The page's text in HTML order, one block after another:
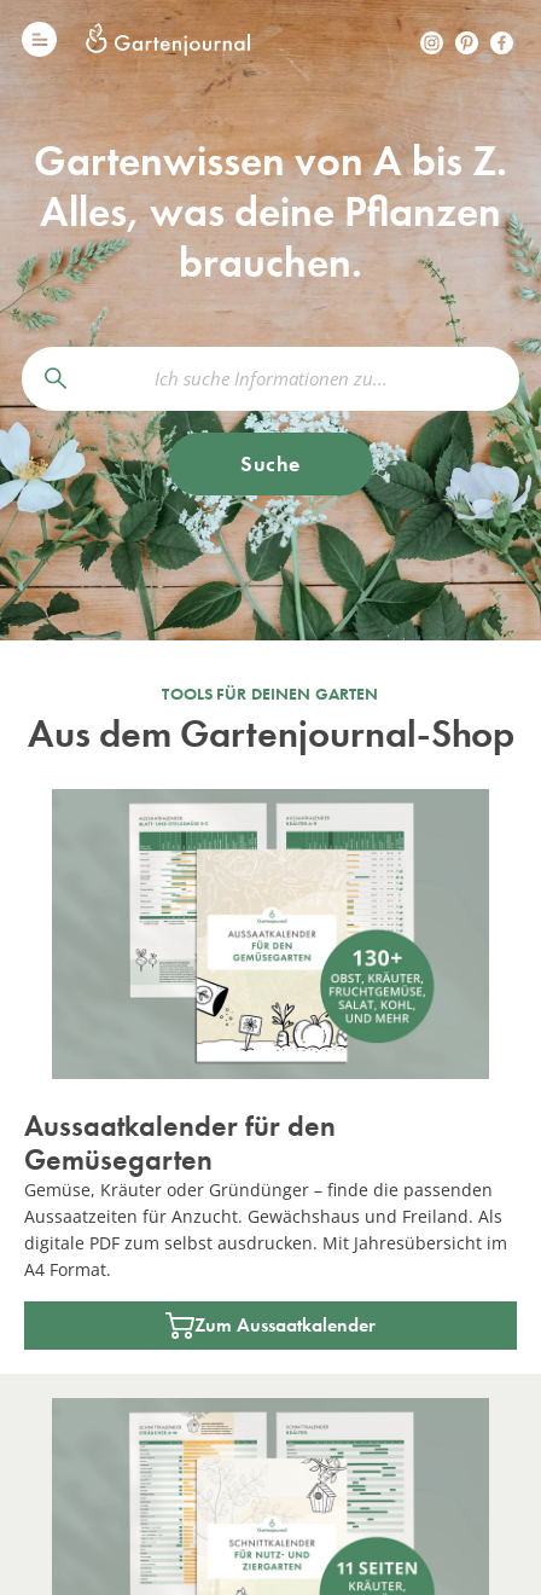
Gartenwissen von A bis Z.
Alles, was deine Pflanzen
brauchen.
Suche
TOOLS FÜR DEINEN GARTEN
Aus dem Gartenjournal-Shop
Aussaatkalender für den
Gemüsegarten
Gemüse, Kräuter oder Gründünger – finde die passenden
Aussaatzeiten für Anzucht. Gewächshaus und Freiland. Als
digitale PDF zum selbst ausdrucken. Mit Jahresübersicht im
A4 Format.
Zum Aussaatkalender